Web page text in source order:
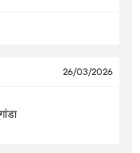
26/03/2026